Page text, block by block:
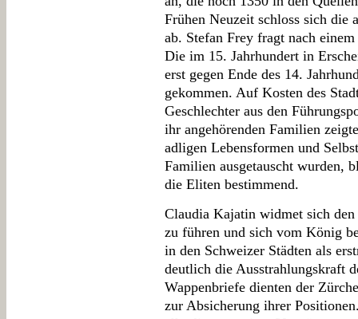
Frühen Neuzeit schloss sich die
ab. Stefan Frey fragt nach
Die im 15. Jahrhundert in
erst gegen Ende des 14.
gekommen. Auf Kosten des
Geschlechter aus den
ihr angehörenden Familien
adligen Lebensformen und
Familien ausgetauscht wurden,
die Eliten bestimmend.
Claudia Kajatin widmet sich
zu führen und sich vom König
in den Schweizer Städten als
deutlich die Ausstrahlungskraft
Wappenbriefe dienten der
zur Absicherung ihrer